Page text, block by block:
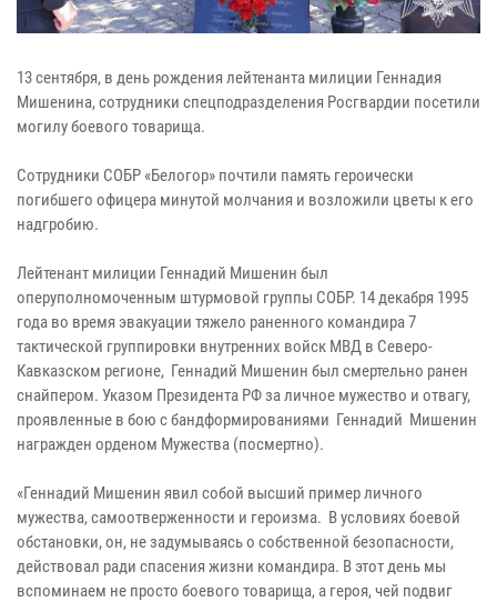
13 сентября, в день рождения лейтенанта милиции Геннадия
Мишенина, сотрудники спецподразделения Росгвардии посетили
могилу боевого товарища.
Сотрудники СОБР «Белогор» почтили память героически
погибшего офицера минутой молчания и возложили цветы к его
надгробию.
Лейтенант милиции Геннадий Мишенин был
оперуполномоченным штурмовой группы СОБР. 14 декабря 1995
года во время эвакуации тяжело раненного командира 7
тактической группировки внутренних войск МВД в Северо-
Кавказском регионе, Геннадий Мишенин был смертельно ранен
снайпером. Указом Президента РФ за личное мужество и отвагу,
проявленные в бою с бандформированиями Геннадий Мишенин
награжден орденом Мужества (посмертно).
«Геннадий Мишенин явил собой высший пример личного
мужества, самоотверженности и героизма. В условиях боевой
обстановки, он, не задумываясь о собственной безопасности,
действовал ради спасения жизни командира. В этот день мы
вспоминаем не просто боевого товарища, а героя, чей подвиг